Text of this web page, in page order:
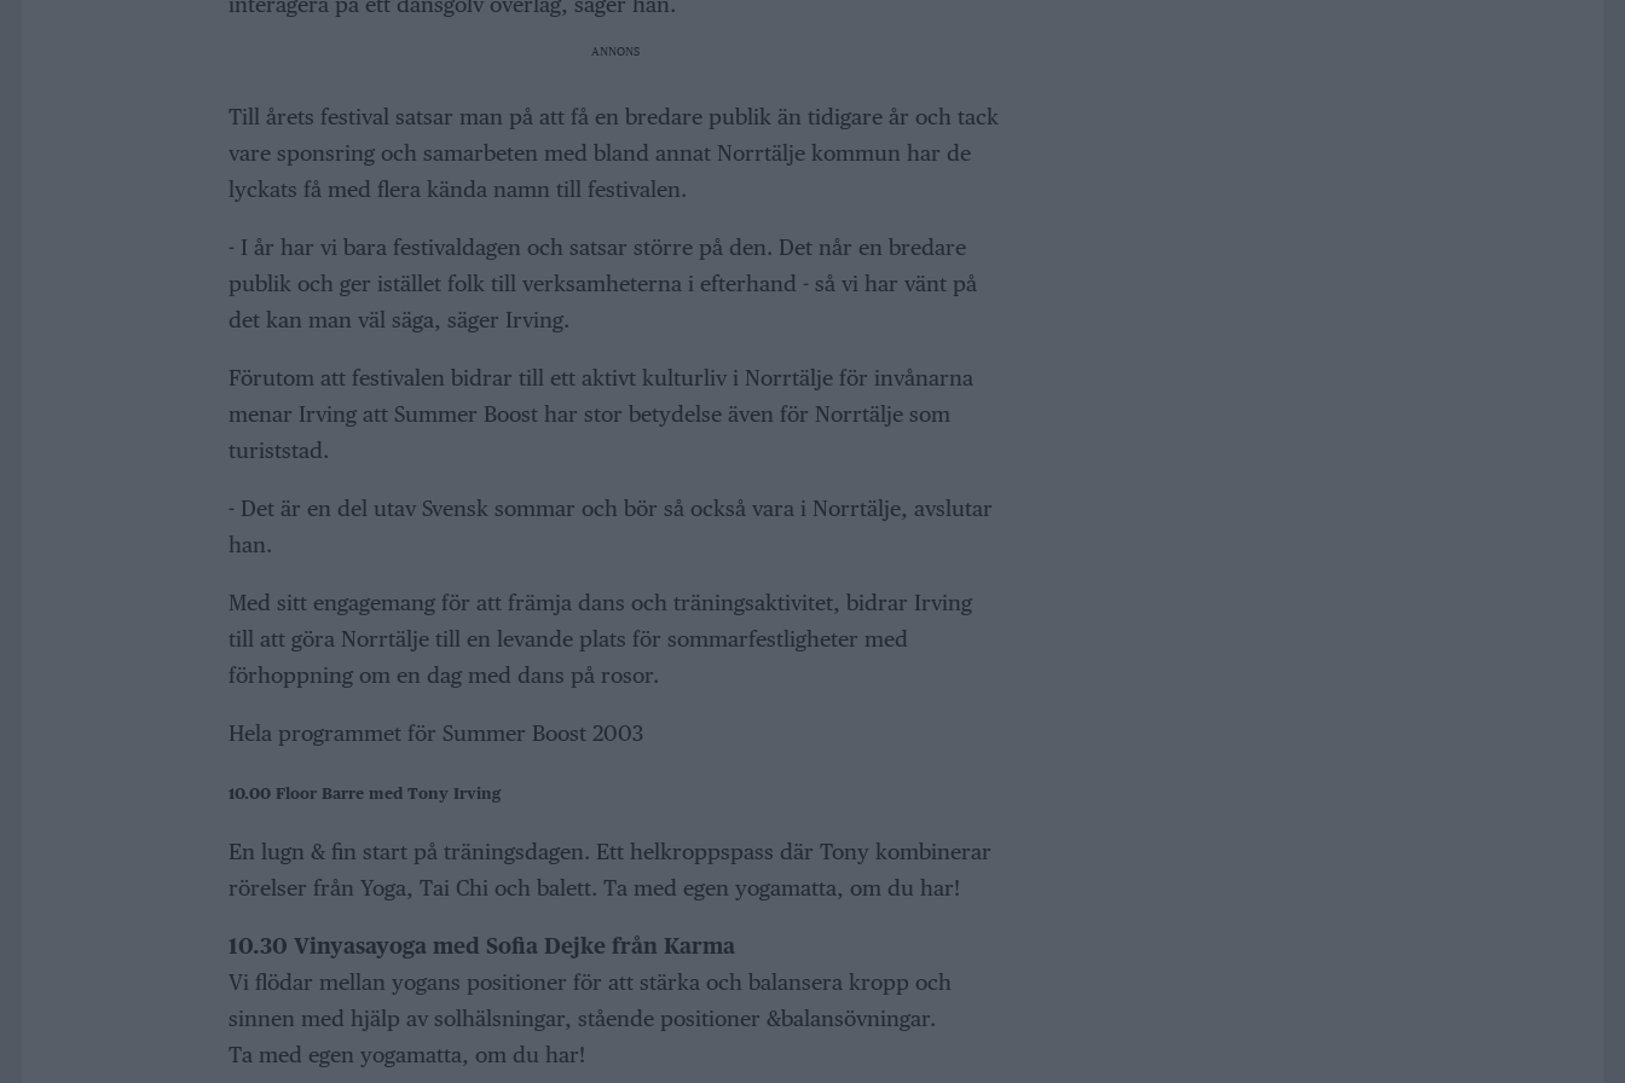
ANNONS
Till årets festival satsar man på att få en bredare publik än tidigare år och tack
vare sponsring och samarbeten med bland annat Norrtälje kommun har de
lyckats få med flera kända namn till festivalen.
- I år har vi bara festivaldagen och satsar större på den. Det når en bredare
publik och ger istället folk till verksamheterna i efterhand - så vi har vänt på
det kan man väl säga, säger Irving.
Förutom att festivalen bidrar till ett aktivt kulturliv i Norrtälje för invånarna
menar Irving att Summer Boost har stor betydelse även för Norrtälje som
turiststad.
- Det är en del utav Svensk sommar och bör så också vara i Norrtälje, avslutar
han.
Med sitt engagemang för att främja dans och träningsaktivitet, bidrar Irving
till att göra Norrtälje till en levande plats för sommarfestligheter med
förhoppning om en dag med dans på rosor.
Hela programmet för Summer Boost 2003
10.00 Floor Barre med Tony Irving
En lugn & fin start på träningsdagen. Ett helkroppspass där Tony kombinerar
rörelser från Yoga, Tai Chi och balett. Ta med egen yogamatta, om du har!
10.30 Vinyasayoga med Sofia Dejke från Karma
Vi flödar mellan yogans positioner för att stärka och balansera kropp och
sinnen med hjälp av solhälsningar, stående positioner &balansövningar.
Ta med egen yogamatta, om du har!